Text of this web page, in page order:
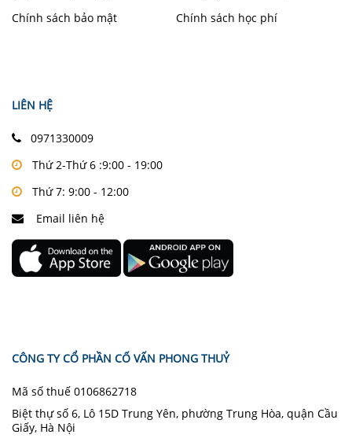
Chính sách bảo mật
Chính sách học phí
LIÊN HỆ
0971330009
Thứ 2-Thứ 6 :9:00 - 19:00
Thứ 7: 9:00 - 12:00
Email liên hệ
CÔNG TY CỔ PHẦN CỐ VẤN PHONG THUỶ
Mã số thuế 0106862718
Biệt thự số 6, Lô 15D Trung Yên, phường Trung Hòa, quận Cầu
Giấy, Hà Nội